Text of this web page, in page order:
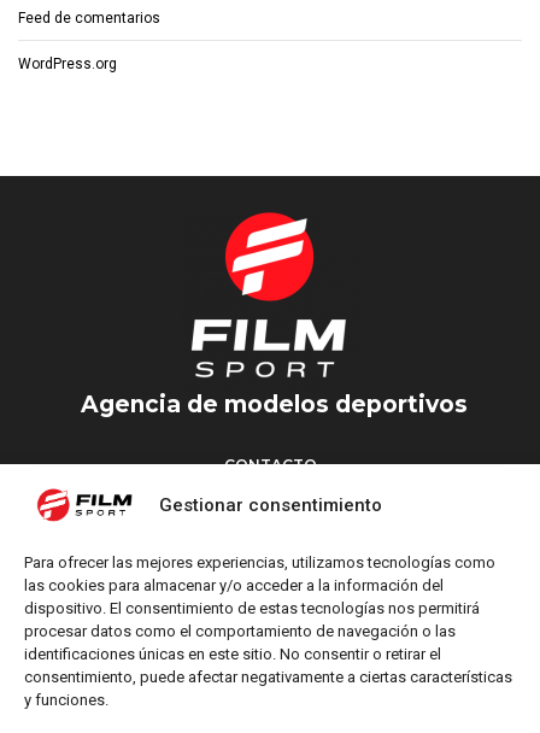
Gestionar consentimiento
Para ofrecer las mejores experiencias, utilizamos tecnologías como
las cookies para almacenar y/o acceder a la información del
dispositivo. El consentimiento de estas tecnologías nos permitirá
procesar datos como el comportamiento de navegación o las
identificaciones únicas en este sitio. No consentir o retirar el
consentimiento, puede afectar negativamente a ciertas características
y funciones.
Feed de comentarios
WordPress.org
Agencia de modelos deportivos
CONTACTO
Torrent d’en Vidalet, 51 baixos
M: info@filmsport.es
Aviso Legal
Política de Privacidad